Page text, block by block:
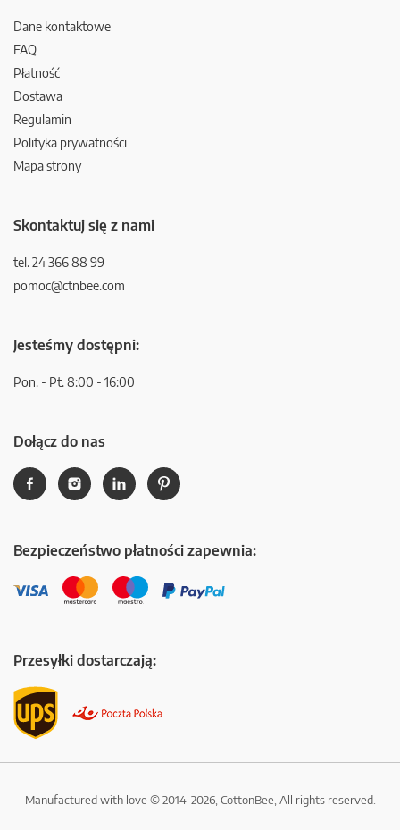
Dane kontaktowe
FAQ
Płatność
Dostawa
Regulamin
Polityka prywatności
Mapa strony
Skontaktuj się z nami
tel. 24 366 88 99
pomoc@ctnbee.com
Jesteśmy dostępni:
Pon. - Pt. 8:00 - 16:00
Dołącz do nas
Bezpieczeństwo płatności zapewnia:
Przesyłki dostarczają:
Manufactured with love © 2014-2026, CottonBee, All rights reserved.